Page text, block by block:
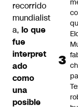
recorrido
mundialist
a, lo que
fue
interpret
ado
como
una
posible